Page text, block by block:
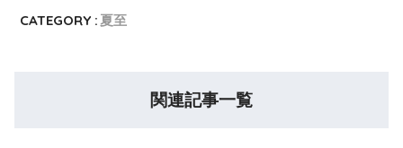
CATEGORY : 夏至
関連記事一覧